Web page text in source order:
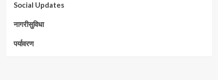
Social Updates
नागरीसुविधा
पर्यावरण